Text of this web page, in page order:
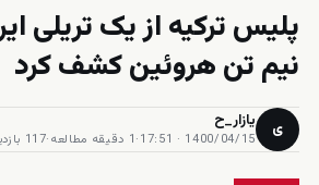
پلیس ترکیه از یک تریلی
نیم تن هروئین کشف کرد
ی یازار_ح
1400/04/15 · 17:51
·1 دقیقه مطالعه ·117 بازدید